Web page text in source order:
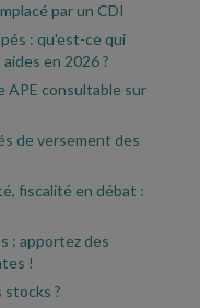
par un CDI
: qu'est-ce qui
en 2026 ?
APE consultable sur
de versement des
fiscalité en débat :
: apportez des
!
stocks ?